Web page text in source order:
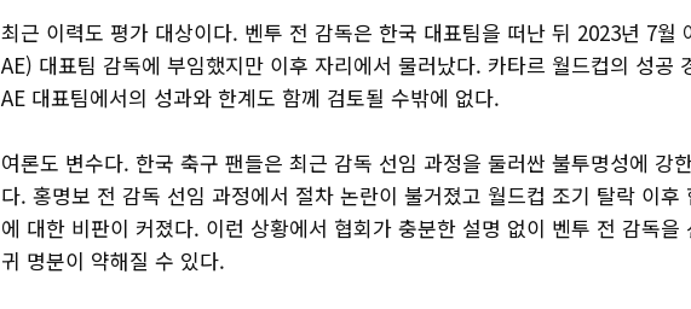
최근 이력도 평가 대상이다. 벤투 전 감독은 한국 대표팀을 떠난 뒤 2023년 7월
AE) 대표팀 감독에 부임했지만 이후 자리에서 물러났다. 카타르 월드컵의 성공
AE 대표팀에서의 성과와 한계도 함께 검토될 수밖에 없다.
여론도 변수다. 한국 축구 팬들은 최근 감독 선임 과정을 둘러싼 불투명성에 강
다. 홍명보 전 감독 선임 과정에서 절차 논란이 불거졌고 월드컵 조기 탈락 이후
에 대한 비판이 커졌다. 이런 상황에서 협회가 충분한 설명 없이 벤투 전 감독을
귀 명분이 약해질 수 있다.